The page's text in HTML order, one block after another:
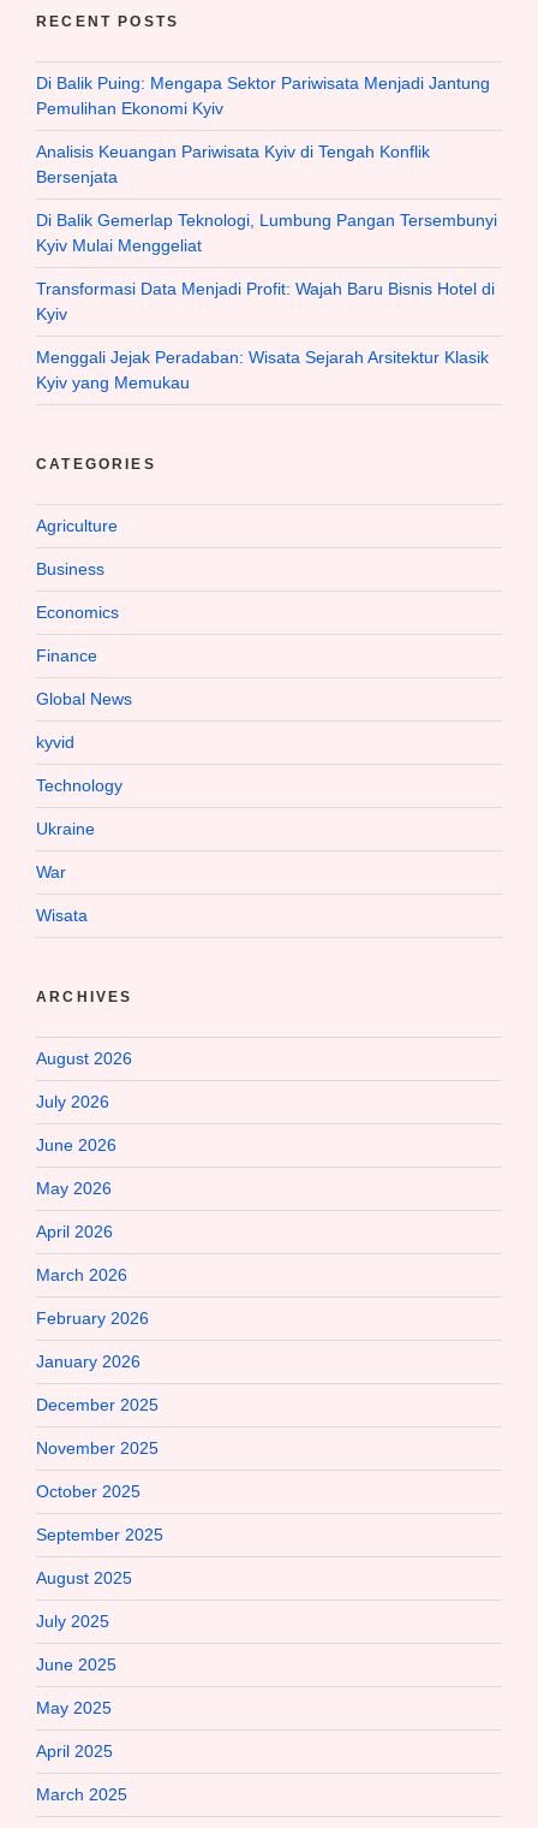
RECENT POSTS
Di Balik Puing: Mengapa Sektor Pariwisata Menjadi Jantung
Pemulihan Ekonomi Kyiv
Analisis Keuangan Pariwisata Kyiv di Tengah Konflik
Bersenjata
Di Balik Gemerlap Teknologi, Lumbung Pangan Tersembunyi
Kyiv Mulai Menggeliat
Transformasi Data Menjadi Profit: Wajah Baru Bisnis Hotel di
Kyiv
Menggali Jejak Peradaban: Wisata Sejarah Arsitektur Klasik
Kyiv yang Memukau
CATEGORIES
Agriculture
Business
Economics
Finance
Global News
kyvid
Technology
Ukraine
War
Wisata
ARCHIVES
August 2026
July 2026
June 2026
May 2026
April 2026
March 2026
February 2026
January 2026
December 2025
November 2025
October 2025
September 2025
August 2025
July 2025
June 2025
May 2025
April 2025
March 2025